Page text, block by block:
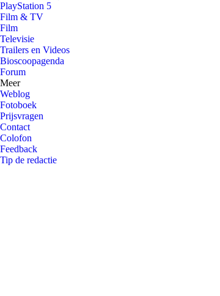
PlayStation 5
Film & TV
Film
Televisie
Trailers en Videos
Bioscoopagenda
Forum
Meer
Weblog
Fotoboek
Prijsvragen
Contact
Colofon
Feedback
Tip de redactie